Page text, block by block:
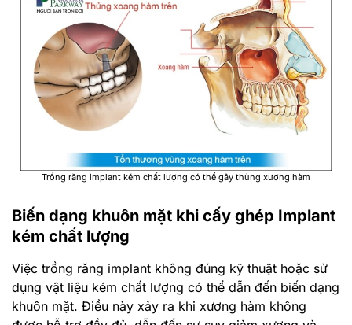
Trồng răng implant kém chất lượng có thể gây thủng xương hàm
Biến dạng khuôn mặt khi cấy ghép Implant
kém chất lượng
Việc trồng răng implant không đúng kỹ thuật hoặc sử
dụng vật liệu kém chất lượng có thể dẫn đến biến dạng
khuôn mặt. Điều này xảy ra khi xương hàm không